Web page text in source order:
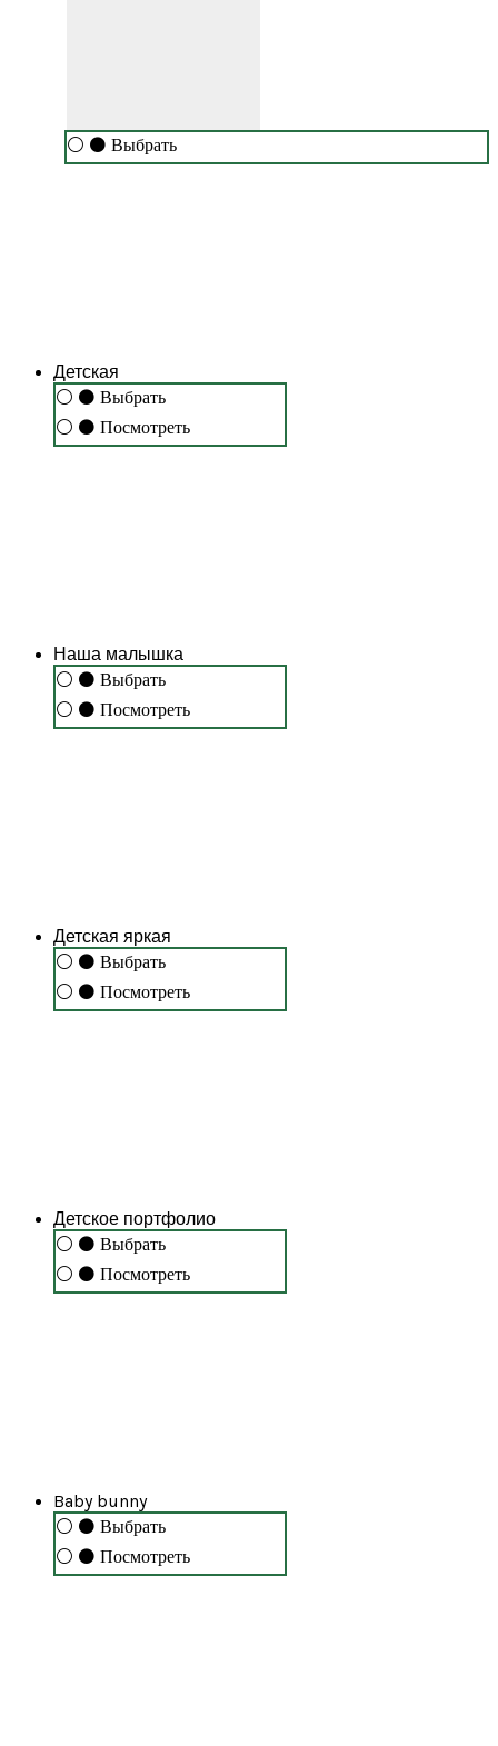
⚪ ⚫ Выбрать
Детская
⚪ ⚫ Выбрать
⚪ ⚫ Посмотреть
Наша малышка
⚪ ⚫ Выбрать
⚪ ⚫ Посмотреть
Детская яркая
⚪ ⚫ Выбрать
⚪ ⚫ Посмотреть
Детское портфолио
⚪ ⚫ Выбрать
⚪ ⚫ Посмотреть
Baby bunny
⚪ ⚫ Выбрать
⚪ ⚫ Посмотреть